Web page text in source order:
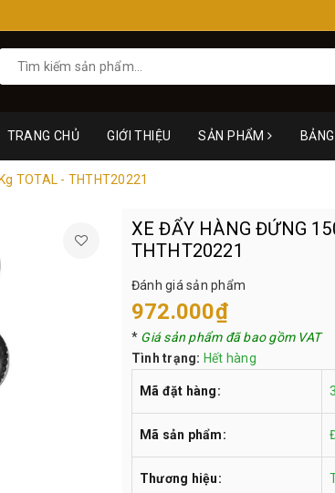
TRANG CHỦ GIỚI THIỆU SẢN PHẨM
TOTAL - THTHT20221
XE ĐẨY HÀNG ĐỨNG
THTHT20221
Đánh giá sản phẩm
972.000₫
* Giá sản phẩm đã bao gồm VAT
Tình trạng: Hết hàng
Mã đặt hàng:
Mã sản phẩm:
Thương hiệu: